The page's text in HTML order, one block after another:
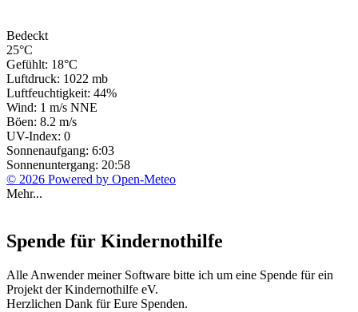
Bedeckt
25°C
Gefühlt: 18°C
Luftdruck: 1022 mb
Luftfeuchtigkeit: 44%
Wind: 1 m/s NNE
Böen: 8.2 m/s
UV-Index: 0
Sonnenaufgang: 6:03
Sonnenuntergang: 20:58
© 2026 Powered by Open-Meteo
Mehr...
Spende für Kindernothilfe
Alle Anwender meiner Software bitte ich um eine Spende für ein
Projekt der Kindernothilfe eV.
Herzlichen Dank für Eure Spenden.